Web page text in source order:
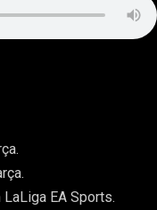
EA Sports.